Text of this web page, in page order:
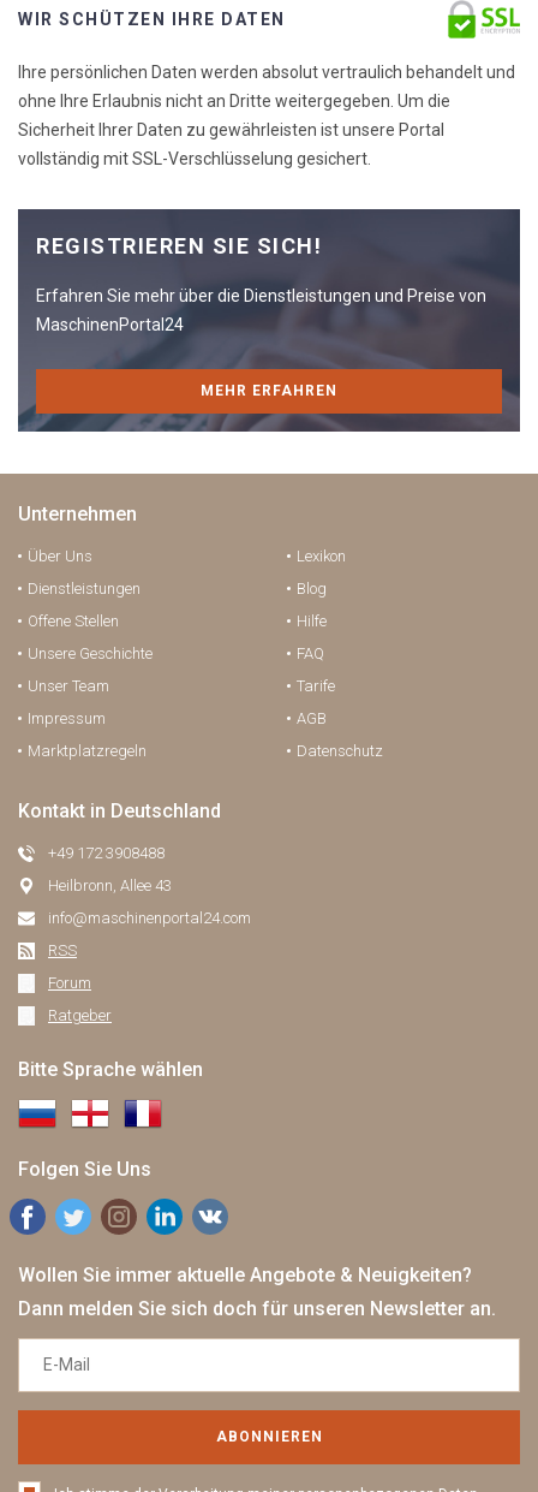
WIR SCHÜTZEN IHRE DATEN
Ihre persönlichen Daten werden absolut vertraulich behandelt und
ohne Ihre Erlaubnis nicht an Dritte weitergegeben. Um die
Sicherheit Ihrer Daten zu gewährleisten ist unsere Portal
vollständig mit SSL-Verschlüsselung gesichert.
REGISTRIEREN SIE SICH!
Erfahren Sie mehr über die Dienstleistungen und Preise von
MaschinenPortal24
MEHR ERFAHREN
Unternehmen
Über Uns
Dienstleistungen
Offene Stellen
Unsere Geschichte
Unser Team
Impressum
Marktplatzregeln
Lexikon
Blog
Hilfe
FAQ
Tarife
AGB
Datenschutz
Kontakt in Deutschland
+49 172 3908488
Heilbronn, Allee 43
info@maschinenportal24.сom
RSS
Forum
Ratgeber
Bitte Sprache wählen
Folgen Sie Uns
Wollen Sie immer aktuelle Angebote & Neuigkeiten?
Dann melden Sie sich doch für unseren Newsletter an.
ABONNIEREN